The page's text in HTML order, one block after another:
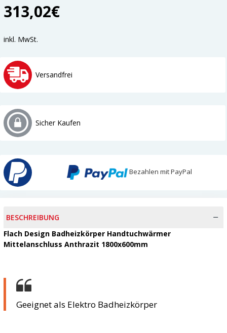
313,02€
inkl. MwSt.
Versandfrei
Sicher Kaufen
Bezahlen mit PayPal
BESCHREIBUNG
Flach Design Badheizkörper Handtuchwärmer
Mittelanschluss Anthrazit 1800x600mm
Geeignet als Elektro Badheizkörper